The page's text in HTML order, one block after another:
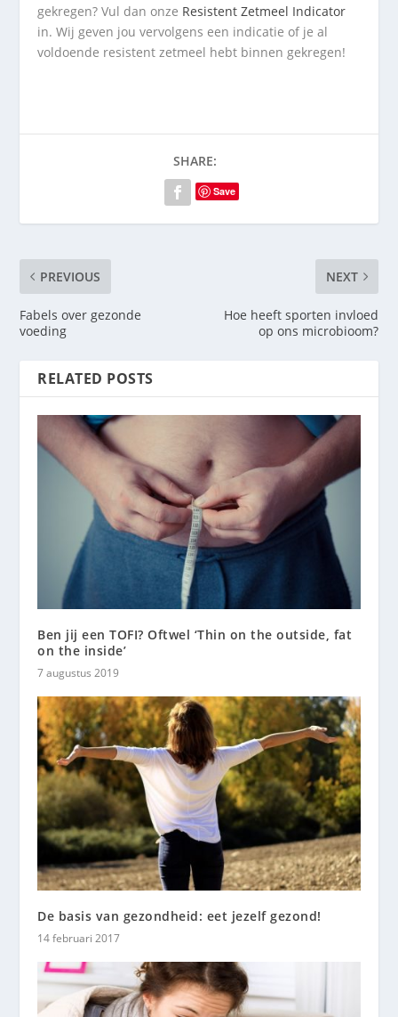
gekregen? Vul dan onze Resistent Zetmeel Indicator
in. Wij geven jou vervolgens een indicatie of je al
voldoende resistent zetmeel hebt binnen gekregen!
SHARE:
Save
PREVIOUS
Fabels over gezonde
voeding
NEXT
Hoe heeft sporten invloed
op ons microbioom?
RELATED POSTS
Ben jij een TOFI? Oftwel ‘Thin on the outside, fat
on the inside’
7 augustus 2019
De basis van gezondheid: eet jezelf gezond!
14 februari 2017